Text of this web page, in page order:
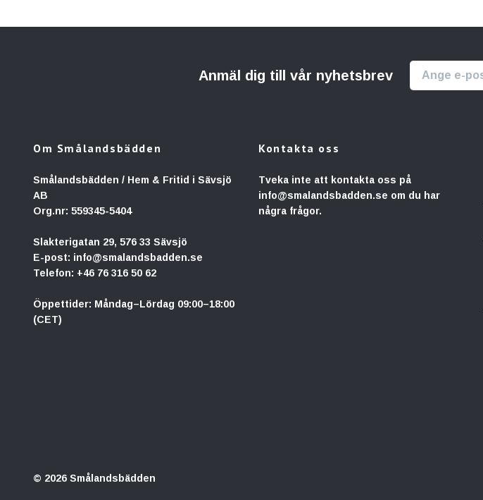
Anmäl dig till vår nyhetsbrev
Om Smålandsbädden
Smålandsbädden / Hem & Fritid i Sävsjö
AB
Org.nr: 559345-5404
Slakterigatan 29, 576 33 Sävsjö
E-post: info@smalandsbadden.se
Telefon: +46 76 316 50 62
Öppettider: Måndag–Lördag 09:00–18:00
(CET)
Kontakta oss
Tveka inte att kontakta oss på
info@smalandsbadden.se om du har
några frågor.
© 2026 Smålandsbädden